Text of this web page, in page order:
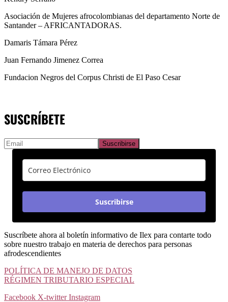
Asociación de Mujeres afrocolombianas del departamento Norte de
Santander – AFRICANTADORAS.
Damaris Támara Pérez
Juan Fernando Jimenez Correa
Fundacion Negros del Corpus Christi de El Paso Cesar
SUSCRÍBETE
Suscribirse
Suscríbete ahora al boletín informativo de Ilex para contarte todo
sobre nuestro trabajo en materia de derechos para personas
afrodescendientes
POLÍTICA DE MANEJO DE DATOS
RÉGIMEN TRIBUTARIO ESPECIAL
Facebook X-twitter Instagram